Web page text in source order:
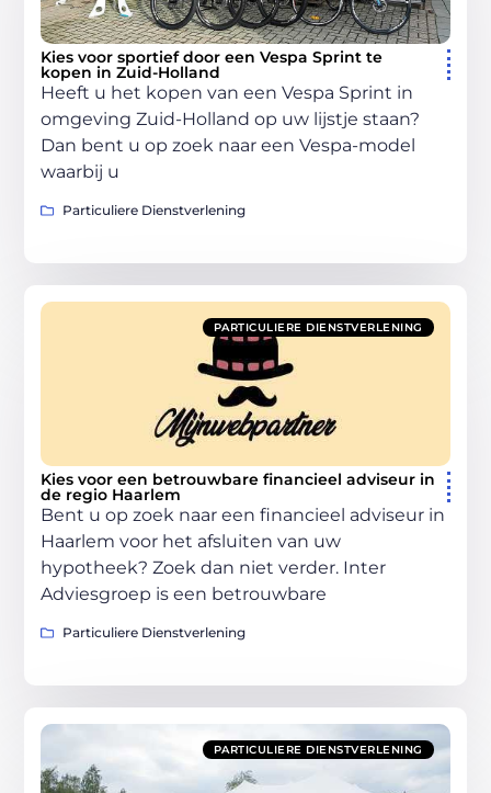
Kies voor sportief door een Vespa Sprint te
kopen in Zuid-Holland
Heeft u het kopen van een Vespa Sprint in
omgeving Zuid-Holland op uw lijstje staan?
Dan bent u op zoek naar een Vespa-model
waarbij u
Particuliere Dienstverlening
PARTICULIERE DIENSTVERLENING
Kies voor een betrouwbare financieel adviseur in
de regio Haarlem
Bent u op zoek naar een financieel adviseur in
Haarlem voor het afsluiten van uw
hypotheek? Zoek dan niet verder. Inter
Adviesgroep is een betrouwbare
Particuliere Dienstverlening
PARTICULIERE DIENSTVERLENING